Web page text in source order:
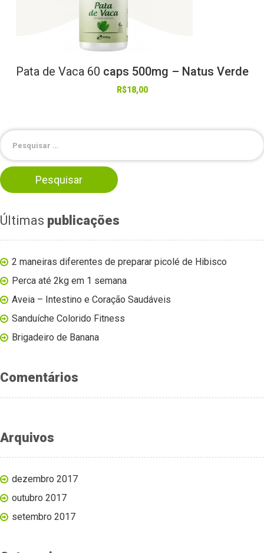
Pata de Vaca 60 caps 500mg – Natus Verde
R$18,00
Últimas publicações
2 maneiras diferentes de preparar picolé de Hibisco
Perca até 2kg em 1 semana
Aveia – Intestino e Coração Saudáveis
Sanduíche Colorido Fitness
Brigadeiro de Banana
Comentários
Arquivos
dezembro 2017
outubro 2017
setembro 2017